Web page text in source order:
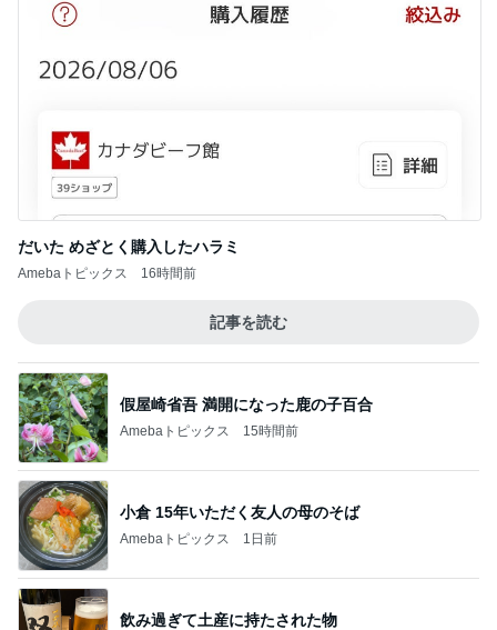
だいた めざとく購入したハラミ
Amebaトピックス 16時間前
記事を読む
假屋崎省吾 満開になった鹿の子百合
Amebaトピックス 15時間前
小倉 15年いただく友人の母のそば
Amebaトピックス 1日前
飲み過ぎて土産に持たされた物